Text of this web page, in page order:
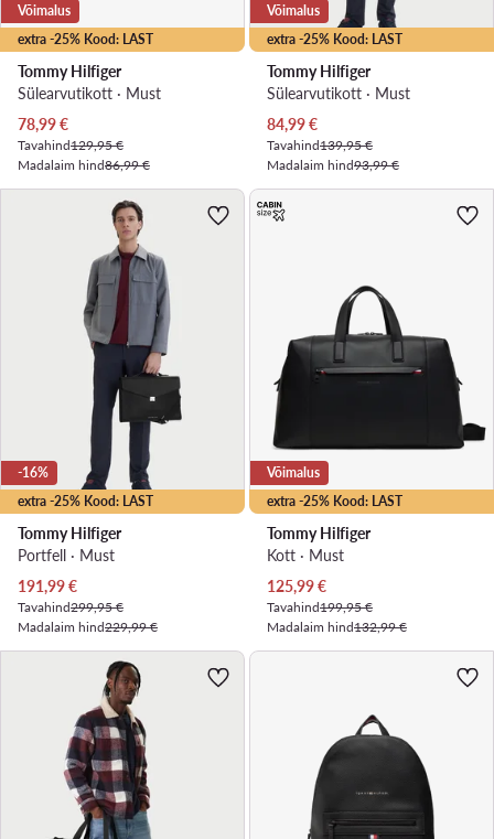
extra -25% Kood: LAST
Võimalus
Tommy Hilfiger
Sülearvutikott · Must
Praegune hind
78,99€
Tavahind129,95 €
Madalaim hind86,99 €
extra -25% Kood: LAST
Võimalus
Tommy Hilfiger
Sülearvutikott · Must
Praegune hind
84,99€
Tavahind139,95 €
Madalaim hind93,99 €
extra -25% Kood: LAST
-16%
Tommy Hilfiger
Portfell · Must
Praegune hind
191,99€
Tavahind299,95 €
Madalaim hind229,99 €
extra -25% Kood: LAST
Võimalus
Tommy Hilfiger
Kott · Must
Praegune hind
125,99€
Tavahind199,95 €
Madalaim hind132,99 €